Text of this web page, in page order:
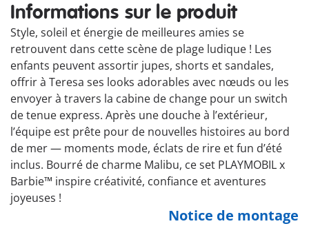
Informations sur le produit
Style, soleil et énergie de meilleures amies se
retrouvent dans cette scène de plage ludique ! Les
enfants peuvent assortir jupes, shorts et sandales,
offrir à Teresa ses looks adorables avec nœuds ou les
envoyer à travers la cabine de change pour un switch
de tenue express. Après une douche à l’extérieur,
l’équipe est prête pour de nouvelles histoires au bord
de mer — moments mode, éclats de rire et fun d’été
inclus. Bourré de charme Malibu, ce set PLAYMOBIL x
Barbie™ inspire créativité, confiance et aventures
joyeuses !
Notice de montage